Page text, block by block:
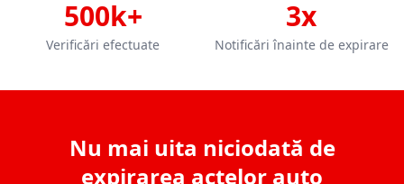
500k+
Verificări efectuate
3x
Notificări înainte de expirare
Nu mai uita niciodată de
expirarea actelor auto